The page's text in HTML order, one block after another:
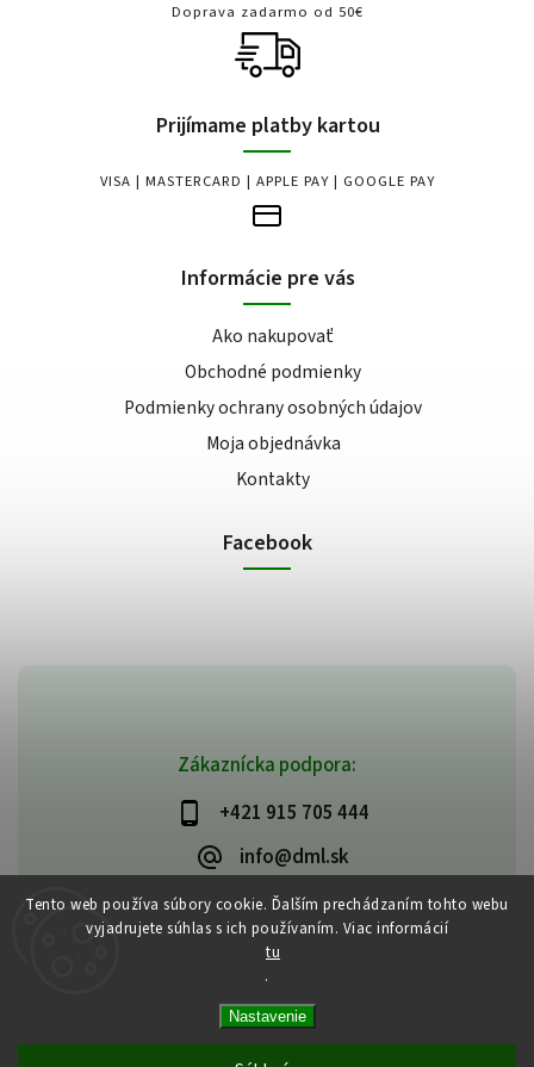
Tento web používa súbory cookie. Ďalším prechádzaním tohto webu
vyjadrujete súhlas s ich používaním. Viac informácií
tu
.
Nastavenie
Zákaznícka podpora:
+421 915 705 444
info@dml.sk
Doprava zadarmo od 50€
Prijímame platby kartou
VISA | MASTERCARD | APPLE PAY | GOOGLE PAY
Informácie pre vás
Ako nakupovať
Obchodné podmienky
Podmienky ochrany osobných údajov
Moja objednávka
Kontakty
Facebook
bifeedus | BIO | DIA | BEZLEPKOVÉ POTRAVINY
Shoptet | Design